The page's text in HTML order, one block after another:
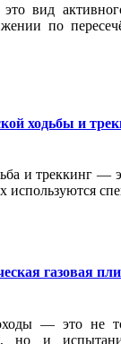
вид
по
ходьбы и
и треккинг —
используются
газовая
— это не
но и